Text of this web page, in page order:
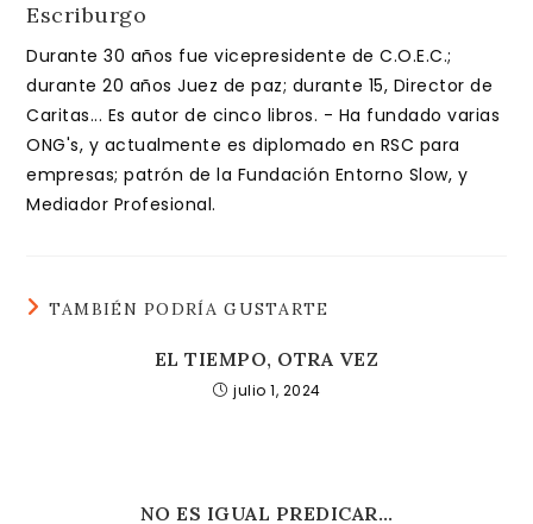
Escriburgo
Durante 30 años fue vicepresidente de C.O.E.C.;
durante 20 años Juez de paz; durante 15, Director de
Caritas... Es autor de cinco libros. - Ha fundado varias
ONG's, y actualmente es diplomado en RSC para
empresas; patrón de la Fundación Entorno Slow, y
Mediador Profesional.
TAMBIÉN PODRÍA GUSTARTE
EL TIEMPO, OTRA VEZ
julio 1, 2024
NO ES IGUAL PREDICAR…